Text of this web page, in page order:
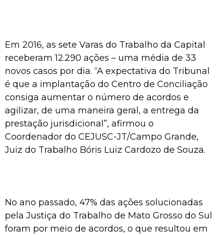
Em 2016, as sete Varas do Trabalho da Capital
receberam 12.290 ações – uma média de 33
novos casos por dia. “A expectativa do Tribunal
é que a implantação do Centro de Conciliação
consiga aumentar o número de acordos e
agilizar, de uma maneira geral, a entrega da
prestação jurisdicional”, afirmou o
Coordenador do CEJUSC-JT/Campo Grande,
Juiz do Trabalho Bóris Luiz Cardozo de Souza.
No ano passado, 47% das ações solucionadas
pela Justiça do Trabalho de Mato Grosso do Sul
foram por meio de acordos, o que resultou em